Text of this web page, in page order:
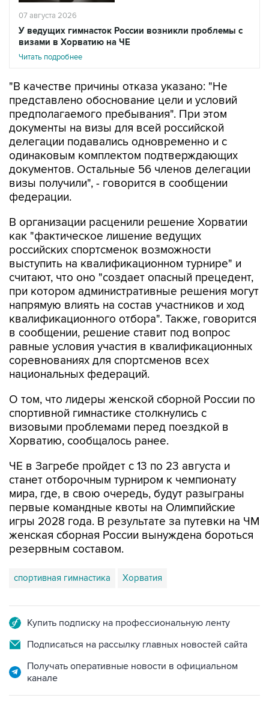
07 августа 2026
У ведущих гимнасток России возникли проблемы с
визами в Хорватию на ЧЕ
Читать подробнее
"В качестве причины отказа указано: "Не
представлено обоснование цели и условий
предполагаемого пребывания". При этом
документы на визы для всей российской
делегации подавались одновременно и с
одинаковым комплектом подтверждающих
документов. Остальные 56 членов делегации
визы получили", - говорится в сообщении
федерации.
В организации расценили решение Хорватии
как "фактическое лишение ведущих
российских спортсменок возможности
выступить на квалификационном турнире" и
считают, что оно "создает опасный прецедент,
при котором административные решения могут
напрямую влиять на состав участников и ход
квалификационного отбора". Также, говорится
в сообщении, решение ставит под вопрос
равные условия участия в квалификационных
соревнованиях для спортсменов всех
национальных федераций.
О том, что лидеры женской сборной России по
спортивной гимнастике столкнулись с
визовыми проблемами перед поездкой в
Хорватию, сообщалось ранее.
ЧЕ в Загребе пройдет с 13 по 23 августа и
станет отборочным турниром к чемпионату
мира, где, в свою очередь, будут разыграны
первые командные квоты на Олимпийские
игры 2028 года. В результате за путевки на ЧМ
женская сборная России вынуждена бороться
резервным составом.
спортивная гимнастика Хорватия
Купить подписку на профессиональную ленту
Подписаться на рассылку главных новостей сайта
Получать оперативные новости в официальном
канале